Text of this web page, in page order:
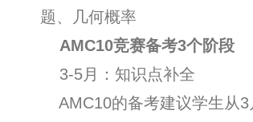
题、几何概率
AMC10竞赛备考3个阶段
3-5月：知识点补全
AMC10的备考建议学生从3